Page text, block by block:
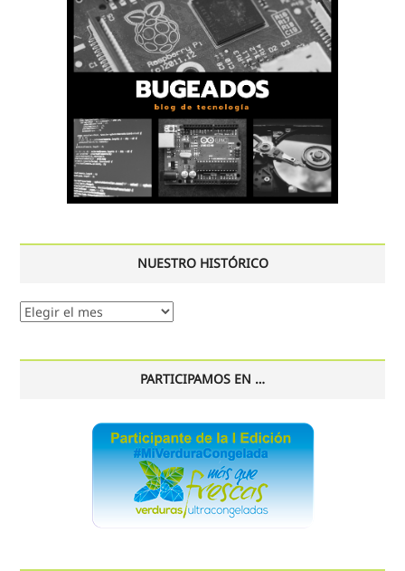
NUESTRO HISTÓRICO
Nuestro
PARTICIPAMOS EN …